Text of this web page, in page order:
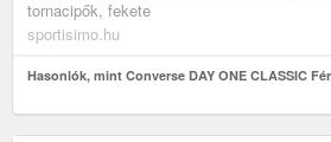
tornacipők, fekete
sportisimo.hu
Hasonlók, mint Converse DAY ONE CLASSIC